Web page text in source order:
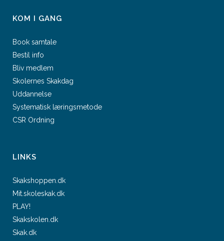
KOM I GANG
Book samtale
Bestil info
Bliv medlem
Skolernes Skakdag
Uddannelse
Systematisk læringsmetode
CSR Ordning
LINKS
Skakshoppen.dk
Mit.skoleskak.dk
PLAY!
Skakskolen.dk
Skak.dk